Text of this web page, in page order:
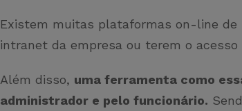
Existem muitas plataformas on-line de
intranet da empresa ou terem o
Além disso, uma ferramenta como
administrador e pelo funcionário.